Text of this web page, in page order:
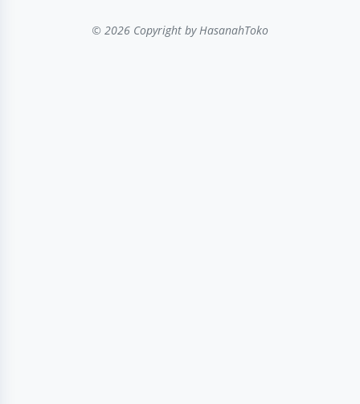
© 2026 Copyright by HasanahToko